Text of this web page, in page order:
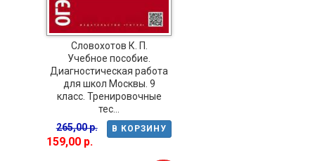
Словохотов К. П.
Учебное пособие.
Диагностическая работа
для школ Москвы. 9
класс. Тренировочные
тес...
В КОРЗИНУ
265,00 р.
159,00 р.